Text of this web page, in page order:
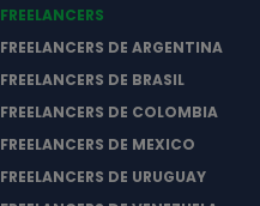
FREELANCERS
FREELANCERS DE ARGENTINA
FREELANCERS DE BRASIL
FREELANCERS DE COLOMBIA
FREELANCERS DE MEXICO
FREELANCERS DE URUGUAY